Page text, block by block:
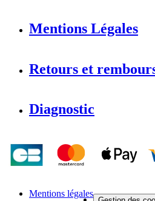
Mentions Légales
Retours et
Diagnostic
Mentions légales